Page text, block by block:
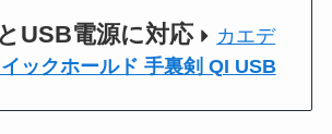
USB電源に対応
カエデ
ックホールド 手裏剣 QI USB